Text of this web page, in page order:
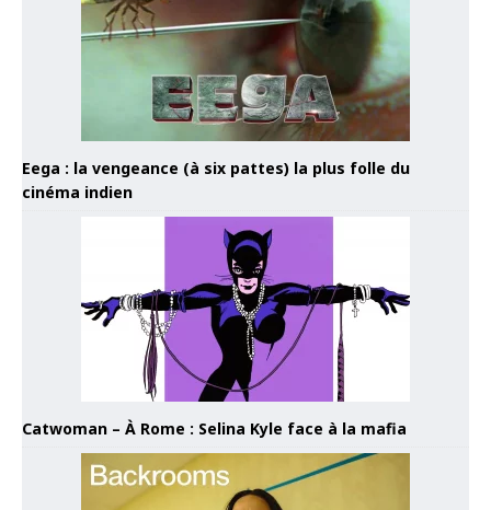
Eega : la vengeance (à six pattes) la plus folle du
cinéma indien
Catwoman – À Rome : Selina Kyle face à la mafia